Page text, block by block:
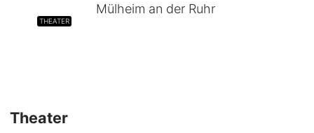
THEATER
Mülheim an der Ruhr
Theater